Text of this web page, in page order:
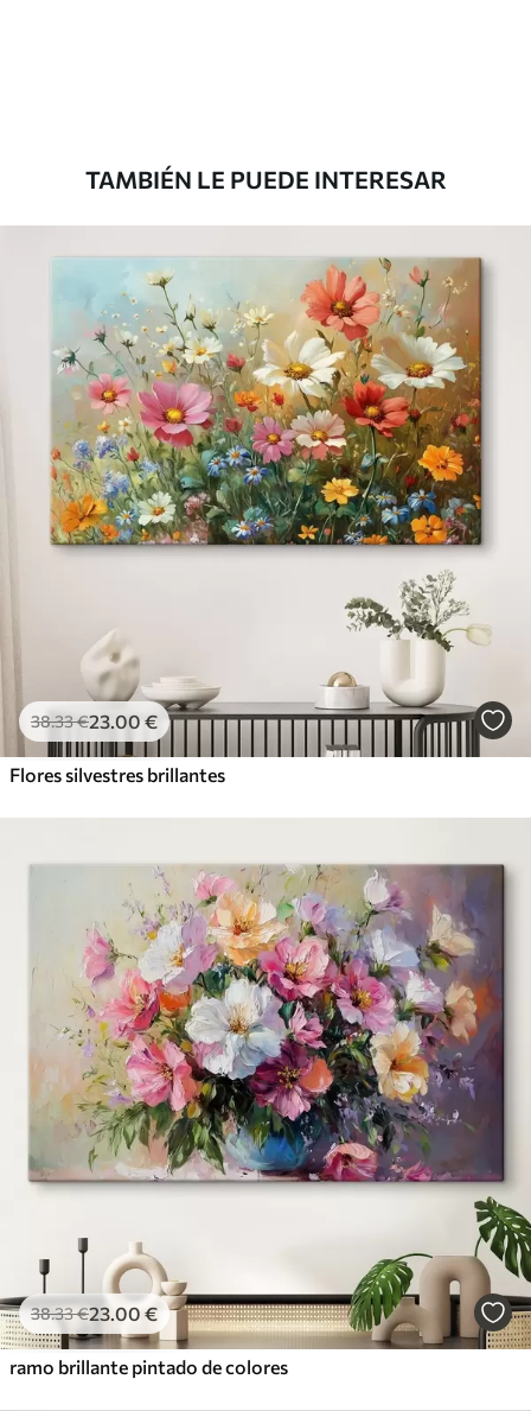
TAMBIÉN LE PUEDE INTERESAR
38.33€23.00 €
Flores silvestres brillantes
38.33€23.00 €
ramo brillante pintado de colores